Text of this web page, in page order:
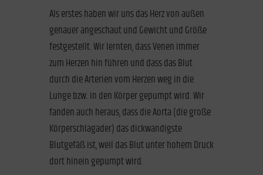
Als erstes haben wir uns das Herz von außen
genauer angeschaut und Gewicht und Größe
festgestellt. Wir lernten, dass Venen immer
zum Herzen hin führen und dass das Blut
durch die Arterien vom Herzen weg in die
Lunge bzw. in den Körper gepumpt wird. Wir
fanden auch heraus, dass die Aorta (die große
Körperschlagader) das dickwandigste
Blutgefäß ist, weil das Blut unter hohem Druck
dort hinein gepumpt wird.